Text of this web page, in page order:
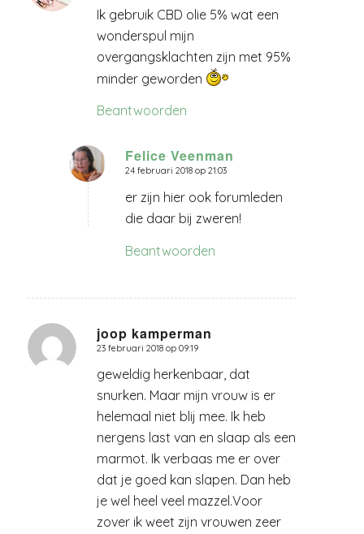
Ik gebruik CBD olie 5% wat een
wonderspul mijn
overgangsklachten zijn met 95%
minder geworden
Beantwoorden
Felice Veenman
zegt:
24 februari 2018 op 21:03
er zijn hier ook forumleden
die daar bij zweren!
Beantwoorden
joop kamperman
zegt:
23 februari 2018 op 09:19
geweldig herkenbaar, dat
snurken. Maar mijn vrouw is er
helemaal niet blij mee. Ik heb
nergens last van en slaap als een
marmot. Ik verbaas me er over
dat je goed kan slapen. Dan heb
je wel heel veel mazzel.Voor
zover ik weet zijn vrouwen zeer